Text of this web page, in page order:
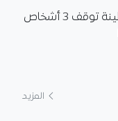
فيديو.. شرطة قسنطينة توقف 3 أشخاص
المزيد